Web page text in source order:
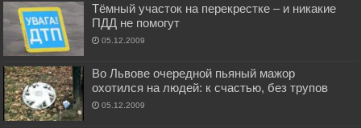
Тёмный участок на перекрестке – и никакие
ПДД не помогут
05.12.2009
Во Львове очередной пьяный мажор
охотился на людей: к счастью, без трупов
05.12.2009